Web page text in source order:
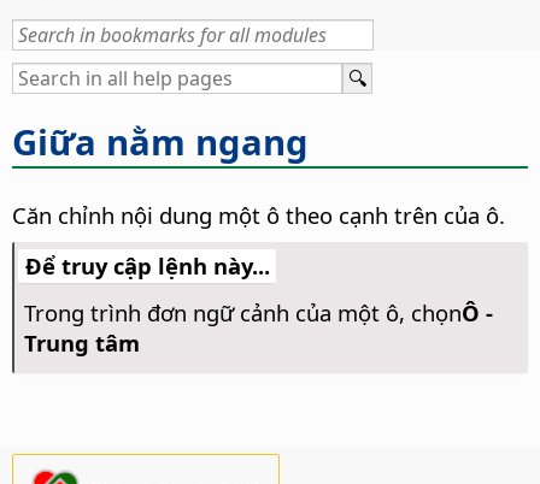
Giữa nằm ngang
Căn chỉnh nội dung một ô theo cạnh trên của ô.
Để truy cập lệnh này...
Trong trình đơn ngữ cảnh của một ô, chọnÔ -
Trung tâm